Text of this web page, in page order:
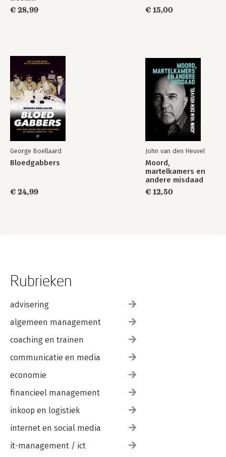
€ 28,99
€ 15,00
George Boellaard
Bloedgabbers
€ 24,99
John van den Heuvel
Moord,
martelkamers en
andere misdaad
€ 12,50
Rubrieken
advisering
algemeen management
coaching en trainen
communicatie en media
economie
financieel management
inkoop en logistiek
internet en social media
it-management / ict